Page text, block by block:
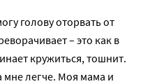
голову оторвать от
– это как в
кружиться, тошнит.
мне легче. Моя мама и